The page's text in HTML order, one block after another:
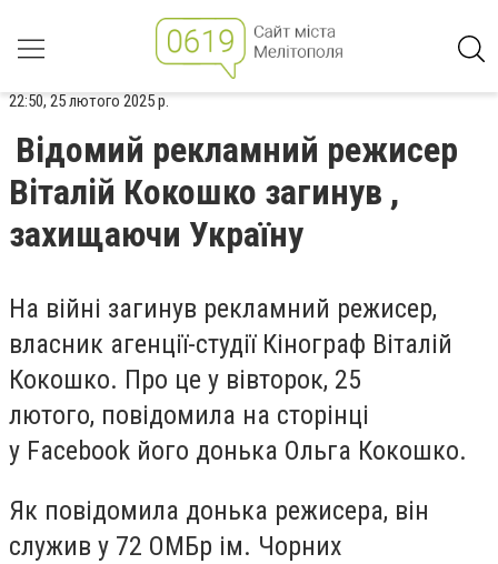
22:50, 25 лютого 2025 р.
Відомий рекламний режисер
Віталій Кокошко загинув ,
захищаючи Україну
На війні загинув рекламний режисер,
власник агенції-студії Кінограф Віталій
Кокошко. Про це у вівторок, 25
лютого, повідомила на сторінці
у Facebook його донька Ольга Кокошко.
Як повідомила донька режисера, він
служив у 72 ОМБр ім. Чорних